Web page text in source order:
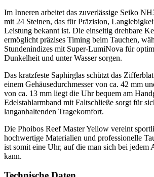
Im Inneren arbeitet das zuverlässige Seiko
mit 24 Steinen, das für Präzision,
Leistung bekannt ist. Die einseitig drehbare
ermöglicht präzises Timing beim Tauchen,
Stundenindizes mit Super-LumiNova für
Dunkelheit und unter Wasser sorgen.
Das kratzfeste Saphirglas schützt das
einem Gehäusedurchmesser von ca. 42 mm
von ca. 13 mm liegt die Uhr bequem am
Edelstahlarmband mit Faltschließe sorgt für
langanhaltenden Tragekomfort.
Die Phoibos Reef Master Yellow vereint
hochwertige Materialien und professionelle
ist somit eine Uhr, auf die man sich bei jedem
kann.